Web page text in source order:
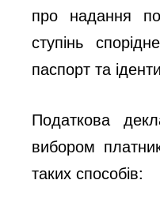
про надання
ступінь
паспорт та
Податкова
вибором
таких способів: